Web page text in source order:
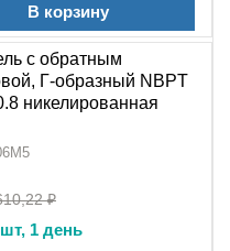
обратным клапаном
- это
точного контроля
Благодаря
работу вашего
В корзину
с обратным
Г-образный NBPT
никелированная
₽
1 день